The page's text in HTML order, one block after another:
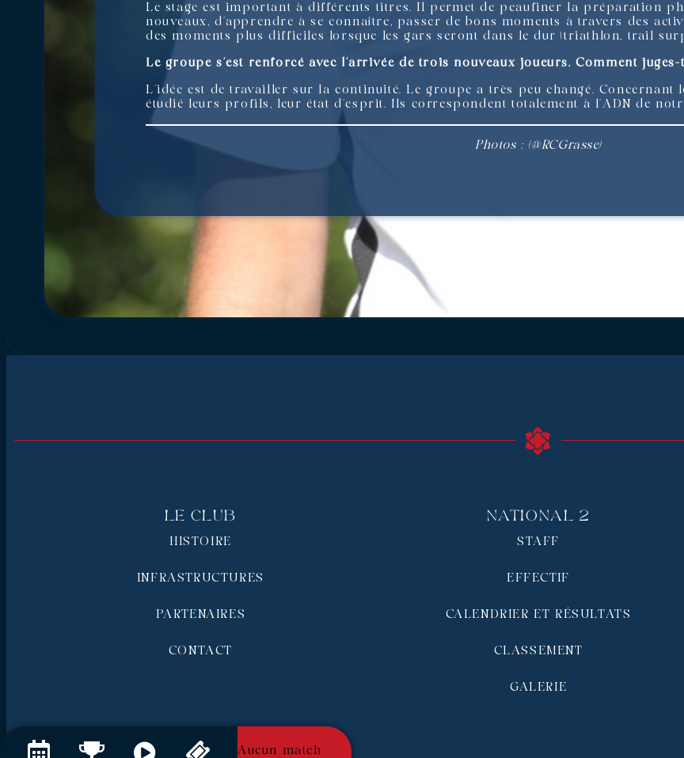
Aucun match
Le stage est important à différents titres. Il permet de peaufiner la préparation
nouveaux, d’apprendre à se connaître, passer de bons moments à travers des
des moments plus difficiles lorsque les gars seront dans le dur (triathlon, trail
Le groupe s’est renforcé avec l’arrivée de trois nouveaux joueurs. Comment juges-
L’idée est de travailler sur la continuité. Le groupe a très peu changé. Concernant
étudié leurs profils, leur état d’esprit. Ils correspondent totalement à l’ADN de
Photos : (@RCGrasse)
Le Club
HISTOIRE
INFRASTRUCTURES
PARTENAIRES
CONTACT
National 2
STAFF
EFFECTIF
CALENDRIER ET RÉSULTATS
CLASSEMENT
GALERIE